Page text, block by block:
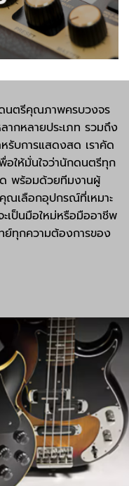
นตรีคุณภาพครบวงจร
ากหลายประเภท รวมถึง
รับการแสดงสด เราคัด
อให้มั่นใจว่านักดนตรีทุก
พร้อมด้วยทีมงานผู้
ณเลือกอุปกรณ์ที่เหมาะ
เป็นมือใหม่หรือมืออาชีพ
ทุกความต้องการของ